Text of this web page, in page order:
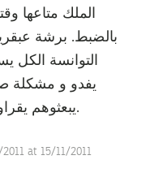
الملك متاعها
بالضبط. برشة
التوانسة الكل
يفدو و مشكلة
يبعثوهم يقراو في كندا. فيق يا شفيق.
at 15/11/2011